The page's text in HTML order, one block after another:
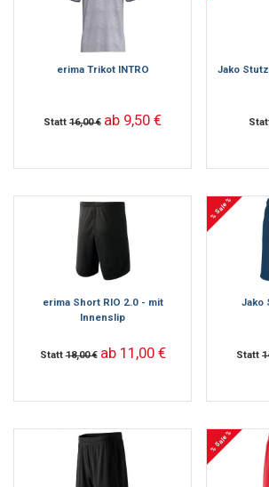
erima Trikot INTRO
Statt 16,00 € ab 9,50 €
Jako
erima Short RIO 2.0 - mit
Innenslip
Statt18,00 € ab 11,00 €
% Sale %
Jako
Statt
% Sale %